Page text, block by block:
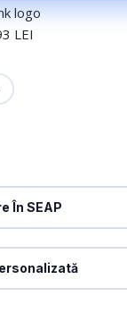
LEI
În SEAP